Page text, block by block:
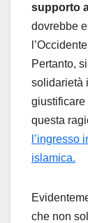
supporto
dovrebbe
Pertanto,
solidarietà
giustificare
questa
l’ingresso
islamica.
che non